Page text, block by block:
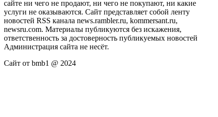
сайте ни чего не продают, ни чего не покупают, ни какие
услуги не оказываются. Сайт представляет собой ленту
новостей RSS канала news.rambler.ru, kommersant.ru,
newsru.com. Материалы публикуются без искажения,
ответственность за достоверность публикуемых новостей
Администрация сайта не несёт.
Сайт от bmb1 @ 2024